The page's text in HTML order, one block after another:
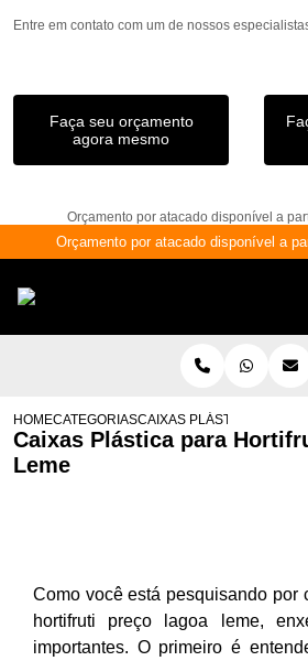
Entre em contato com um de nossos
Faça seu orçamento
agora mesmo
Orçamento por atacado disponível a
Orçamento por atacado disponível a
HOMECATEGORIASCAIXAS PLÁSTICA PARA
Caixas Plástica para
Leme
Como você está pesquisando por
hortifruti preço lagoa leme,
importantes. O primeiro é